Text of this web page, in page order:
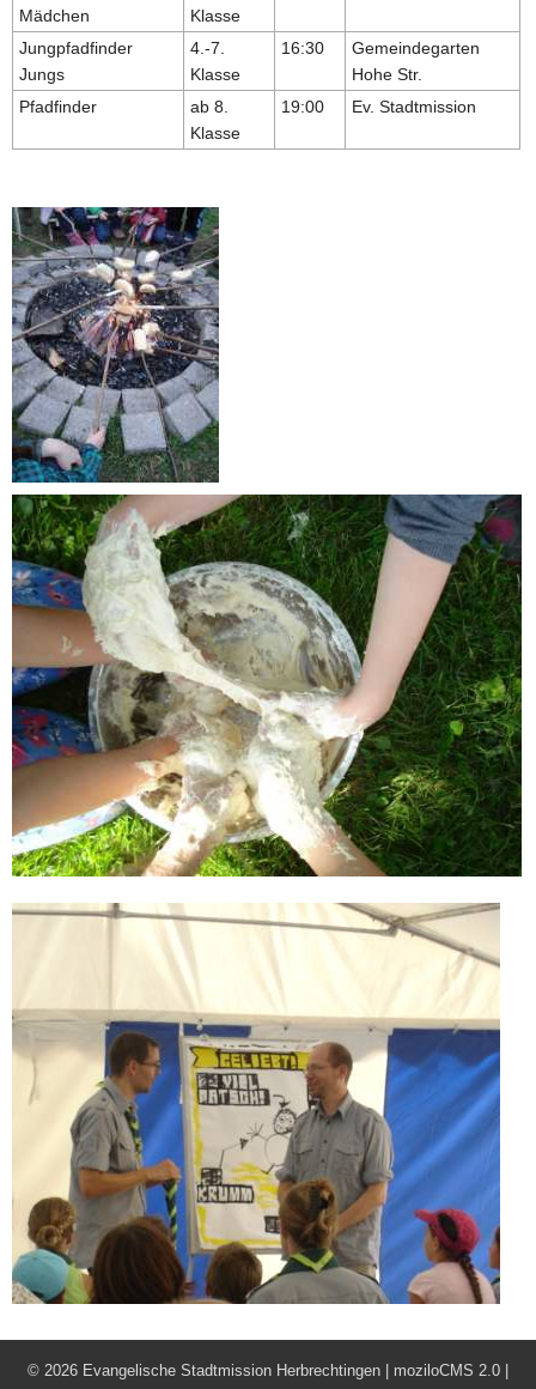
Mädchen
Klasse
Jungpfadfinder
Jungs
4.-7.
Klasse
16:30
Gemeindegarten
Hohe Str.
Pfadfinder
ab 8.
Klasse
19:00 Ev. Stadtmission
© 2026 Evangelische Stadtmission Herbrechtingen | moziloCMS 2.0